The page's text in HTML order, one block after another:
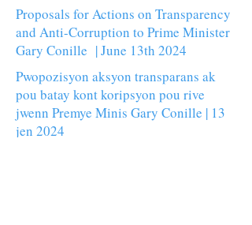
Proposals for Actions on Transparency
and Anti-Corruption to Prime Minister
Gary Conille | June 13th 2024
Pwopozisyon aksyon transparans ak
pou batay kont koripsyon pou rive
jwenn Premye Minis Gary Conille | 13
jen 2024